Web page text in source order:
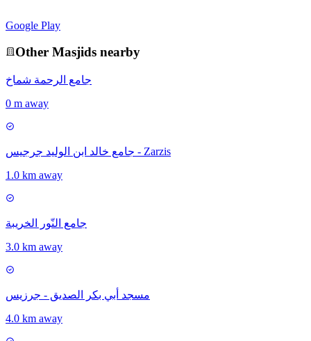
Google Play
Other Masjids nearby
جامع الرحمة شماخ
0 m away
جامع خالد ابن الوليد جرجيس - Zarzis
1.0 km away
جامع النّور الخريبة
3.0 km away
مسجد أبي بكر الصديق - جرزيس
4.0 km away